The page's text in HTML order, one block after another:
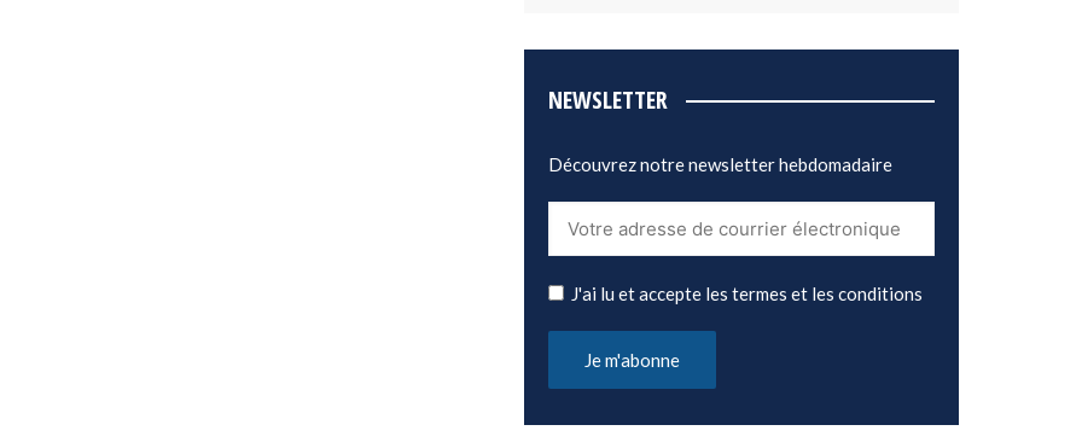
NEWSLETTER
Découvrez notre newsletter hebdomadaire
J'ai lu et accepte les termes et les conditions